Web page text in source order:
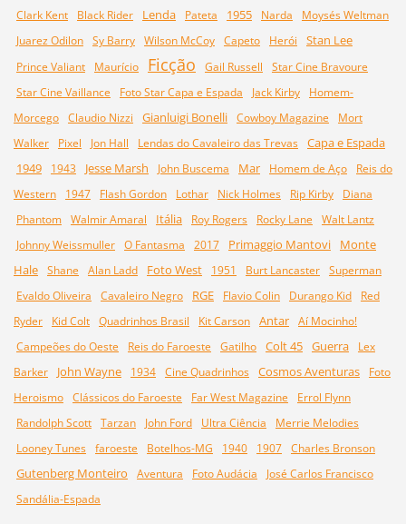
Clark Kent
Black Rider Lenda Pateta 1955 Narda
Moysés Weltman
Juarez Odilon Sy Barry Wilson McCoy Capeto Herói Stan Lee
Prince Valiant Maurício Ficção Gail Russell
Star Cine Bravoure
Star Cine Vaillance
Foto Star Capa e Espada Jack Kirby
Homem-
Morcego Claudio Nizzi Gianluigi Bonelli Cowboy Magazine
Mort
Walker
Pixel Jon Hall Lendas do Cavaleiro das Trevas Capa e Espada
1949
1943 Jesse Marsh John Buscema Mar Homem de Aço
Reis do
Western
1947 Flash Gordon Lothar Nick Holmes Rip Kirby
Diana
Phantom Walmir Amaral Itália Roy Rogers Rocky Lane
Walt Lantz
Johnny Weissmuller O Fantasma 2017 Primaggio Mantovi
Monte
Hale Shane Alan Ladd Foto West 1951 Burt Lancaster Superman
Evaldo Oliveira
Cavaleiro Negro RGE Flavio Colin Durango Kid
Red
Ryder
Kid Colt Quadrinhos Brasil Kit Carson Antar Aí Mocinho!
Campeões do Oeste
Reis do Faroeste Gatilho Colt 45 Guerra
Lex
Barker
John Wayne 1934 Cine Quadrinhos Cosmos Aventuras
Foto
Heroismo Clássicos do Faroeste Far West Magazine
Errol Flynn
Randolph Scott Tarzan John Ford Ultra Ciência
Merrie Melodies
Looney Tunes faroeste Botelhos-MG 1940 1907 Charles Bronson
Gutenberg Monteiro Aventura Foto Audácia
José Carlos Francisco
Sandália-Espada